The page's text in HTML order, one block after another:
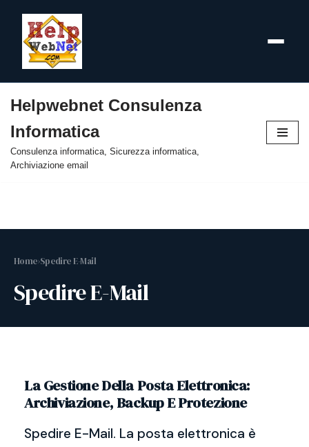
al
contenuto
Helpwebnet Consulenza
Informatica
Consulenza informatica, Sicurezza informatica,
Archiviazione email
Home›Spedire E-Mail
Spedire E-Mail
La Gestione Della Posta Elettronica:
Archiviazione, Backup E Protezione
Spedire E-Mail. La posta elettronica è